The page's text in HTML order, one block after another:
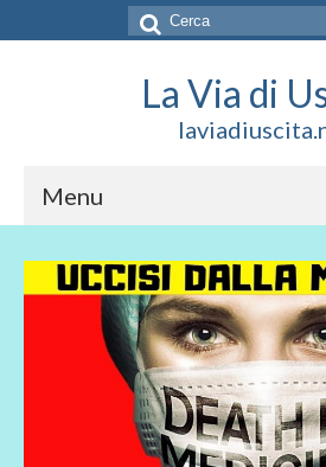
Cerca:
La Via di
Menu
HOME
CHI SIAMO
SOCIAL
SOSTIENICI
CONTATTI